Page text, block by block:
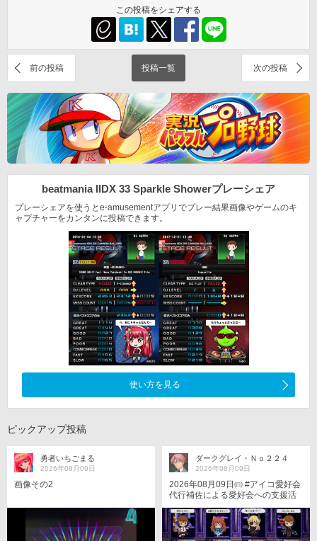
この投稿をシェアする
前の投稿 投稿一覧 次の投稿
beatmania IIDX 33 Sparkle Showerプレーシェア
プレーシェアを使うとe-amusementアプリでプレー結果画像やゲームのキ
ャプチャーをカンタンに投稿できます。
使い方を見る
ピックアップ投稿
勇者いちごまる
2026年08月09日
画像その2
ダークグレイ・Ｎｏ２２４
2026年08月09日
2026年08月09日㈰ #アイコ愛好会
代行補佐による愛好会への支援活
動である😀。 僅かな時間しか支援
できなかったが😅。 代行補佐は支
援活動を終えて代行と帰る途中、
自分達は魔法少女なのではと思い